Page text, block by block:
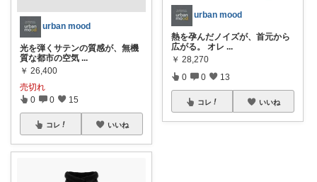
urban mood
光を弾くサテンの質感が、無機
質な都市の空気 ...
￥ 26,400
売切れ
0 0 15
コレ いいね
urban mood
熱を孕んだノイズが、首元から
広がる。 オレ ...
￥ 28,270
0 0 13
コレ いいね